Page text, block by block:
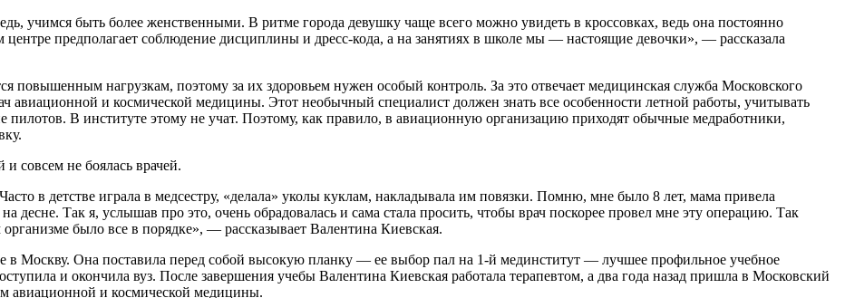
учимся быть более женственными. В ритме города девушку чаще всего можно увидеть в кроссовках, ведь она постоянно
предполагает соблюдение дисциплины и дресс-кода, а на занятиях в школе мы — настоящие девочки», — рассказала
нагрузкам, поэтому за их здоровьем нужен особый контроль. За это отвечает медицинская служба Московского
авиационной и космической медицины. Этот необычный специалист должен знать все особенности летной работы, учитывать
пилотов. В институте этому не учат. Поэтому, как правило, в авиационную организацию приходят обычные медработники,
совсем не боялась врачей.
в детстве играла в медсестру, «делала» уколы куклам, накладывала им повязки. Помню, мне было 8 лет, мама привела
Так я, услышав про это, очень обрадовалась и сама стала просить, чтобы врач поскорее провел мне эту операцию. Так
было все в порядке», — рассказывает Валентина Киевская.
в Москву. Она поставила перед собой высокую планку — ее выбор пал на 1-й мединститут — лучшее профильное учебное
и окончила вуз. После завершения учебы Валентина Киевская работала терапевтом, а два года назад пришла в Московский
авиационной и космической медицины.